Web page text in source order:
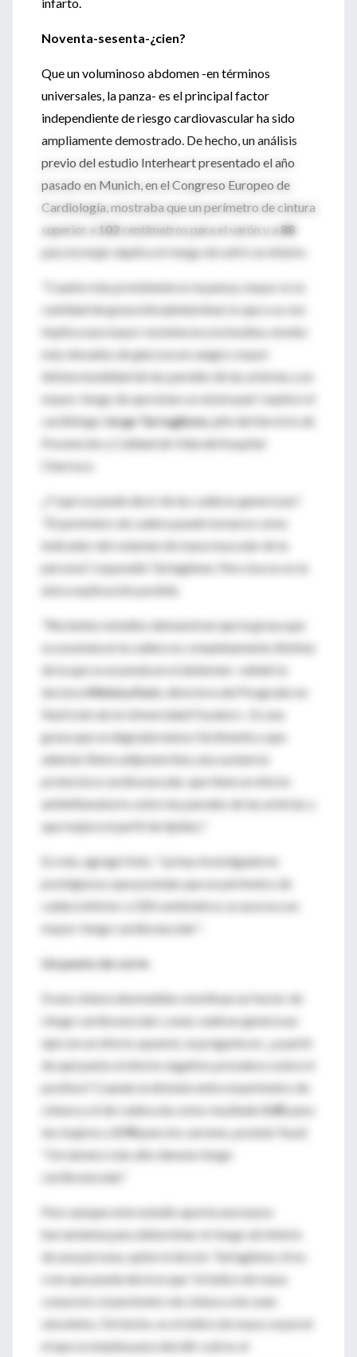
Noventa-sesenta-¿cien?
Que un voluminoso abdomen -en términos
universales, la panza- es el principal factor
independiente de riesgo cardiovascular ha sido
ampliamente demostrado. De hecho, un análisis
previo del estudio Interheart presentado el año
pasado en Munich, en el Congreso Europeo de
Cardiología, mostraba que un perímetro de cintura
superior a 102centímetros para el varón y a88
para la mujer duplica el riesgo de sufrir un infarto.
"Cuanto más prominente es la panza, mayor es la
cantidad de grasa intraabdominal, lo que a su vez
implica una mayor resistencia a la insulina, niveles
más elevados de glucosa en sangre, mayor
disfuncionalidad de las paredes de las arterias y un
mayor riesgo de que éstas se obstruyan", explicó el
cardiólogo Jorge Tartaglione, jefe del Servicio de
Prevención y Calidad de Vida del hospital
Churruca.
¿Y qué se puede decir de las caderas generosas?
"El perímetro de cadera puede tomarse como
indicador del volumen de masa muscular de la
persona", respondió Tartaglione. Pero ésa no es la
única explicación posible.
"Recientes estudios demuestran que la grasa que
se acumula en la cadera es completamente distinta
de la que se acumula en el abdomen -señaló la
doctoraMónica Katz , directora del Posgrado en
Nutrición de la Universidad Favaloro-. Es una
grasa que se degrada menos fácilmente y que
además libera adiponectina, una sustancia
protectora cardiovascular, que tiene un efecto
antiinflamatorio sobre las paredes de las arterias y
que mejora el perfil de lípidos."
Es más, agregó Katz, "ya hay investigadores
prestigiosos que postulan que un perímetro de
cadera inferior a 100 centímetros se asocia a un
mayor riesgo cardiovascular".
Un punto de corte
Si una cintura desmedida constituye un factor de
riesgo cardiovascular y unas caderas generosas
ejercen un efecto opuesto, la pregunta es: ¿a partir
de qué punto el efecto negativo prevalece sobre el
positivo? Cuando la división entre el perímetro de
cintura y el de cadera da como resultado 0.85para
las mujeres y
0.90para los varones, postula Yusuf.
"Un número más alto denota riesgo
cardiovascular."
Pero aunque este estudio aporta una nueva
herramienta para determinar el riesgo de infarto
de una persona, opinó el doctor Tartaglione, él no
cree que pueda decirse que "el índice de masa
corporal o el perímetro de cintura solo sean
obsoletos. De hecho, es el índice de masa corporal
el que se emplea para decidir cuál es el